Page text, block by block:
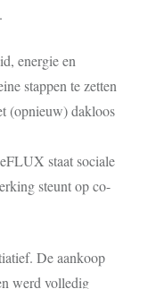
energie en
stappen te zetten
(opnieuw) dakloos
staat sociale
steunt op co-
De aankoop
werd volledig